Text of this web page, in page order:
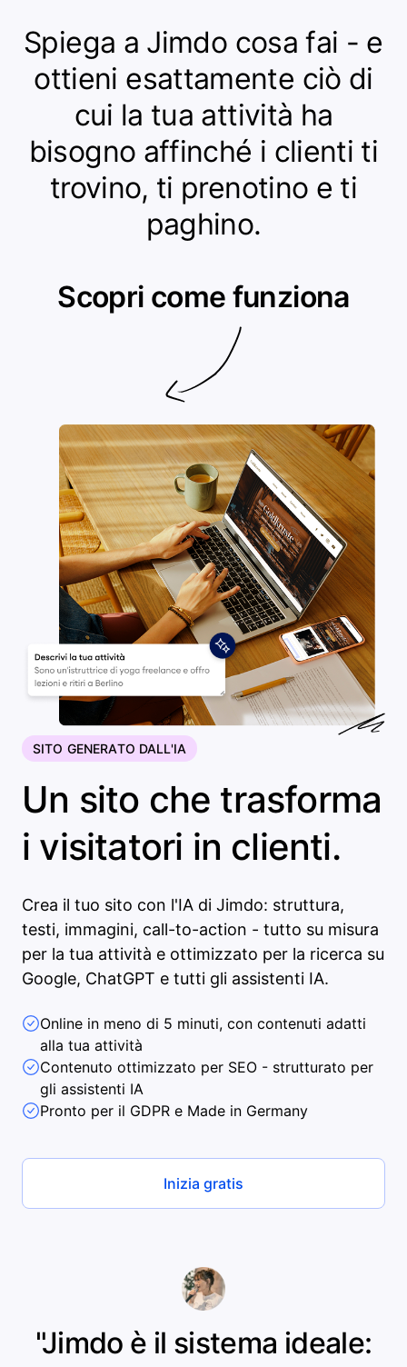
Spiega a Jimdo cosa fai - e
ottieni esattamente ciò di
cui la tua attività ha
bisogno affinché i clienti ti
trovino, ti prenotino e ti
paghino.
Scopri come funziona
SITO GENERATO DALL'IA
Un sito che trasforma
i visitatori in clienti.
Crea il tuo sito con l'IA di Jimdo: struttura,
testi, immagini, call-to-action - tutto su misura
per la tua attività e ottimizzato per la ricerca su
Google, ChatGPT e tutti gli assistenti IA.
Online in meno di 5 minuti, con contenuti adatti
alla tua attività
Contenuto ottimizzato per SEO - strutturato per
gli assistenti IA
Pronto per il GDPR e Made in Germany
Inizia gratis
"Jimdo è il sistema ideale: